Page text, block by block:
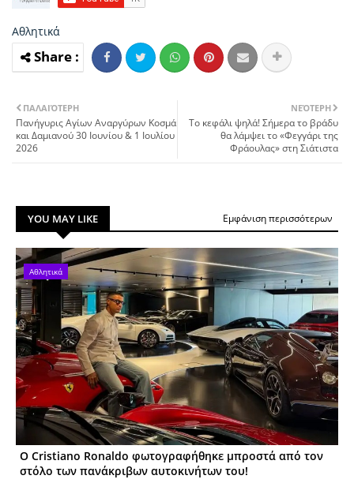
Αθλητικά
ΝΕΌΤΕΡΗ
Το κεφάλι ψηλά! Σήμερα το βράδυ
θα λάμψει το «Φεγγάρι της
Φράουλας» στη Σιάτιστα
ΠΑΛΑΙΌΤΕΡΗ
Πανήγυρις Αγίων Αναργύρων Κοσμά
και Δαμιανού 30 Ιουνίου & 1 Ιουλίου
2026
YOU MAY LIKE Εμφάνιση περισσότερων
Αθλητικά
Ο Cristiano Ronaldo φωτογραφήθηκε μπροστά από τον
στόλο των πανάκριβων αυτοκινήτων του!